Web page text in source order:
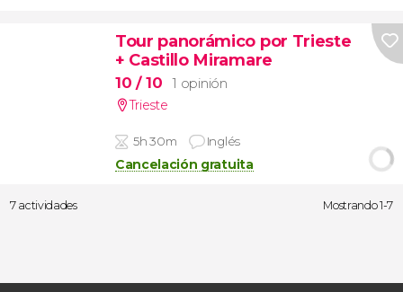
Tour panorámico por Trieste
+ Castillo Miramare
10 / 10
1 opinión
Trieste
5h 30m Inglés
Cancelación gratuita
7 actividades Mostrando 1-7